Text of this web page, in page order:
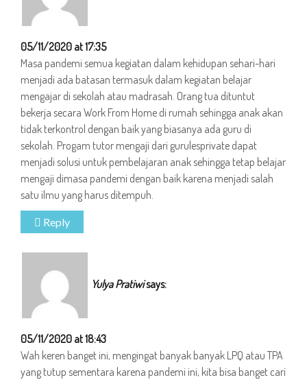
05/11/2020 at 17:35
Masa pandemi semua kegiatan dalam kehidupan sehari-hari
menjadi ada batasan termasuk dalam kegiatan belajar
mengajar di sekolah atau madrasah. Orang tua dituntut
bekerja secara Work From Home di rumah sehingga anak akan
tidak terkontrol dengan baik yang biasanya ada guru di
sekolah. Progam tutor mengaji dari gurulesprivate dapat
menjadi solusi untuk pembelajaran anak sehingga tetap belajar
mengaji dimasa pandemi dengan baik karena menjadi salah
satu ilmu yang harus ditempuh.
Reply
Yulya Pratiwisays:
05/11/2020 at 18:43
Wah keren banget ini, mengingat banyak banyak LPQ atau TPA
yang tutup sementara karena pandemi ini, kita bisa banget cari